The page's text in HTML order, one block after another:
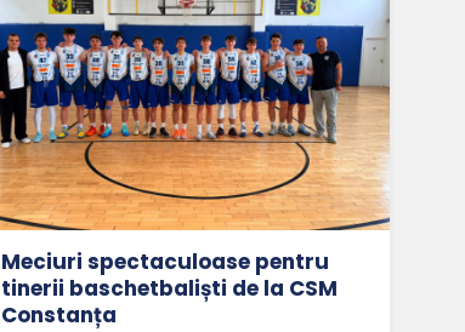
Meciuri spectaculoase pentru
tinerii baschetbaliști de la CSM
Constanța